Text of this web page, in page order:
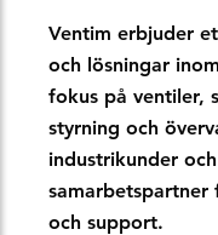
Ventim erbjuder
och lösningar
fokus på ventiler,
styrning och
industrikunder
samarbetspartner
och support.